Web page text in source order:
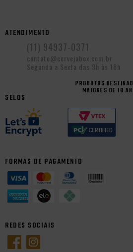
ATENDIMENTO
(11) 94937-0371
contato@cervejabox.com.br
Segunda a Sexta das 9h às 18h
PRODUTOS
MAIORES DE 18
SELOS
FORMAS DE PAGAMENTO
REDES SOCIAIS